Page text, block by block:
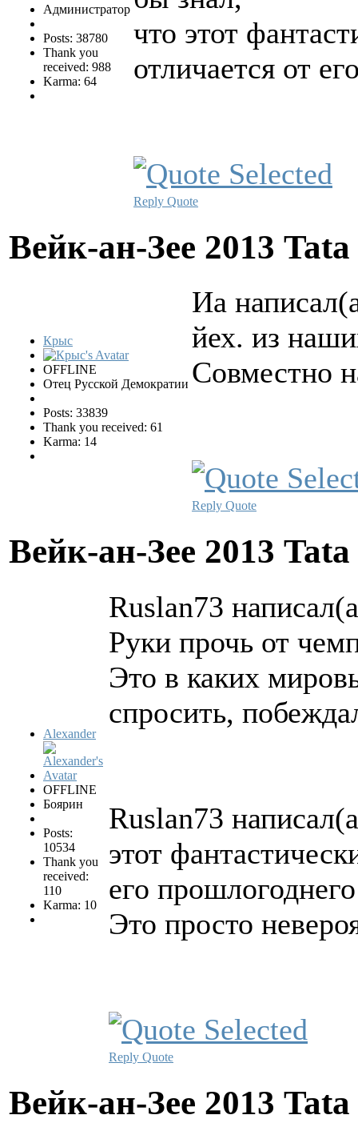
Администратор
Posts: 38780
Thank you
received: 988
Karma: 64
что этот
отличается от
Reply Quote
Вейк-ан-Зее 2013
Крыс
OFFLINE
Отец Русской Демократии
Posts: 33839
Thank you received: 61
Karma: 14
Иа
йех. из
Совместно
Reply Quote
Вейк-ан-Зее 2013
Alexander
OFFLINE
Боярин
Posts:
10534
Thank you
received:
110
Karma: 10
Ruslan73
Руки прочь от
Это в каких
спросить,
Ruslan73
этот
его
Это просто
Reply Quote
Вейк-ан-Зее 2013